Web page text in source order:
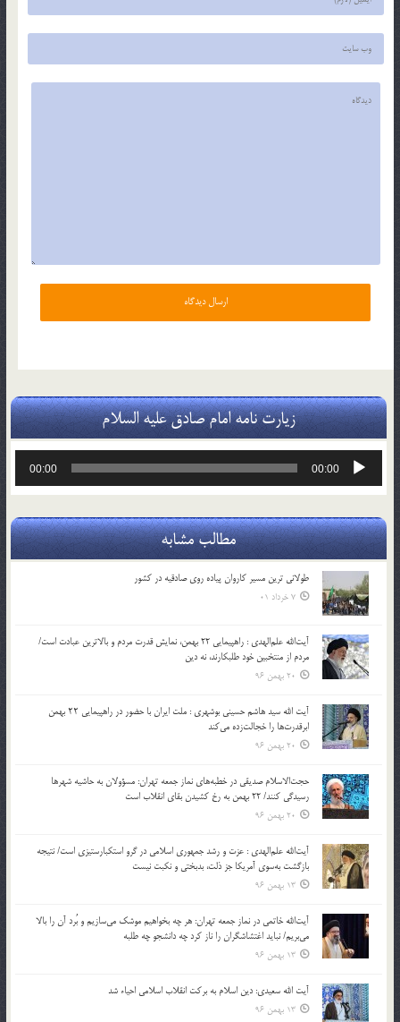
زیارت نامه امام صادق علیه السلام
پخش‌کننده
00:00
00:00
مطالب مشابه
طولانی ترین مسیر کاروان پیاده روی صادقیه در کشور
7 خرداد 01
آیت‌الله علم‌الهدی : راهپیمایی 22 بهمن، نمایش قدرت مردم و بالاترین عبادت است/
مردم از منتخبین خود طلبکارند، نه دین
20 بهمن 96
آیت الله سید هاشم حسینی بوشهری : ملت ایران با حضور در راهپیمایی ۲۲ بهمن
ابرقدرت‌ها را خجالت‌زده می‌کند
20 بهمن 96
حجت‌الاسلام صدیقی در خطبه‌های نماز جمعه تهران: مسؤولان به حاشیه شهرها
رسیدگی کنند/ 22 بهمن به رخ کشیدن بقای انقلاب است
20 بهمن 96
آیت‌الله علم‌الهدی : عزت و رشد جمهوری اسلامی در گرو استکبارستیزی است/ نتیجه
بازگشت به‌سوی آمریکا جز ذلت، بدبختی و نکبت نیست
13 بهمن 96
آیت‌الله خاتمی در نماز جمعه تهران: هر چه بخواهیم موشک می‌سازیم و بُرد آن را بالا
می‌بریم/ نباید اغتشاشگران را ناز کرد چه دانشجو چه طلبه
13 بهمن 96
آیت الله سعیدی: دین اسلام به برکت انقلاب اسلامی احیاء شد
13 بهمن 96